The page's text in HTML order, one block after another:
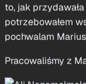
Entuzjasta
“Wspaniale było
to, jak
potrzebowałem